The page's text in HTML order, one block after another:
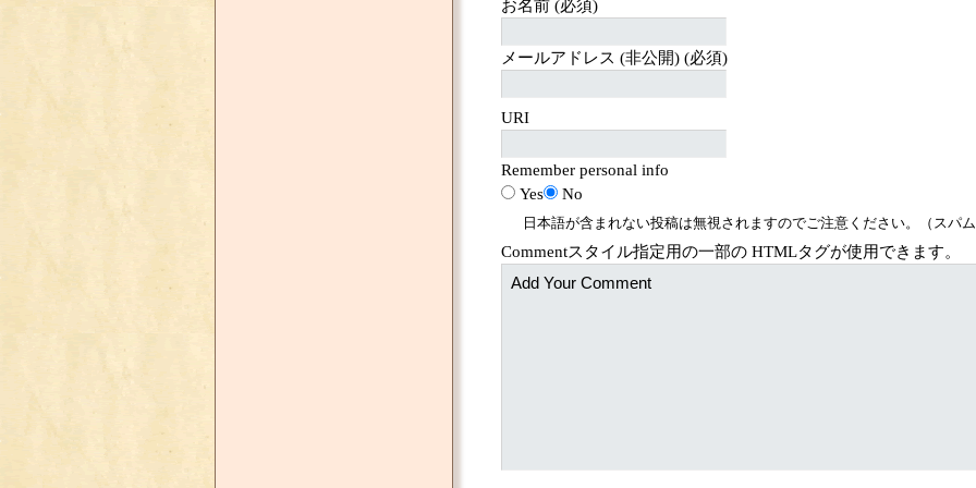
お名前 (必須)
メールアドレス (非公開) (必須)
URI
Remember personal info
Yes
No
日本語が含まれない投稿は無視されますのでご注意ください。（スパ
Commentスタイル指定用の一部の HTMLタグが使用できます。